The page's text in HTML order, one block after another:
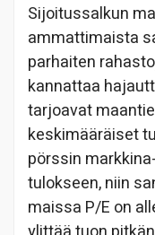
Sijoitussalkun
ammattimaista
parhaiten
kannattaa
tarjoavat
keskimääräiset
pörssin
tulokseen, niin
maissa P/E on